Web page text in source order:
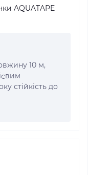
AQUATAPE
10 м,
стійкість до